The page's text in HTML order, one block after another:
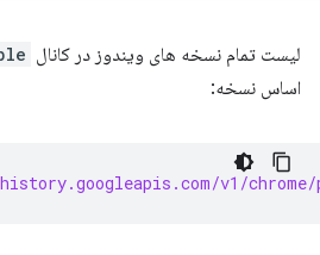
لیست تمام نسخه های ویندوز در کانال
اساس نسخه:
v1/